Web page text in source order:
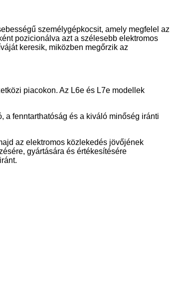
személygépkocsit, amely megfelel az
pozicionálva azt a szélesebb elektromos
keresik, miközben megőrzik az
piacokon. Az L6e és L7e modellek
a fenntarthatóság és a kiváló minőség iránti
az elektromos közlekedés jövőjének
gyártására és értékesítésére